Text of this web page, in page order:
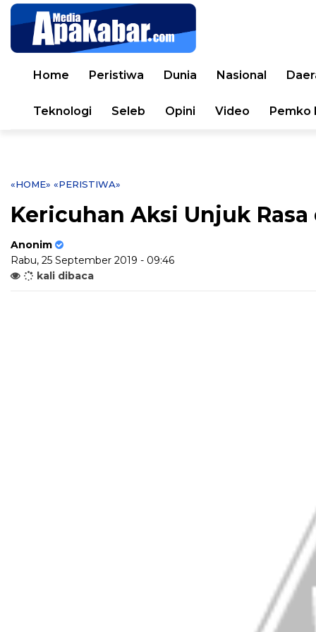
Home Peristiwa Dunia Nasional
Teknologi Seleb Opini Video Pemko
«HOME» «PERISTIWA»
Kericuhan Aksi Unjuk
Anonim
Rabu, 25 September 2019 - 09:46
kali dibaca